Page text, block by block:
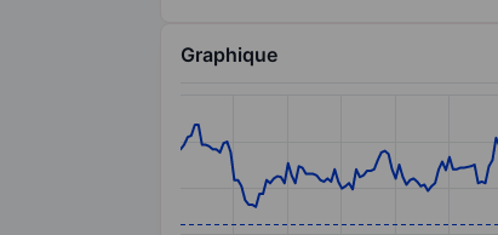
Graphique
Line chart with 345 data points.
The chart has 1 X axis displaying
The chart has 1 Y axis displaying